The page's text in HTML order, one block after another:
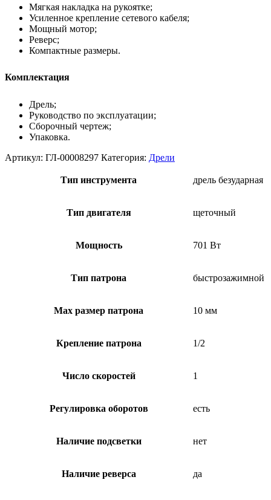
Мягкая накладка на рукоятке;
Усиленное крепление сетевого кабеля;
Мощный мотор;
Реверс;
Компактные размеры.
Комплектация
Дрель;
Руководство по эксплуатации;
Сборочный чертеж;
Упаковка.
Артикул: ГЛ-00008297 Категория: Дрели
Тип инструмента дрель безударная
Тип двигателя щеточный
Мощность 701 Вт
Тип патрона быстрозажимной
Max размер патрона 10 мм
Крепление патрона 1/2
Число скоростей 1
Регулировка оборотов есть
Наличие подсветки нет
Наличие реверса да